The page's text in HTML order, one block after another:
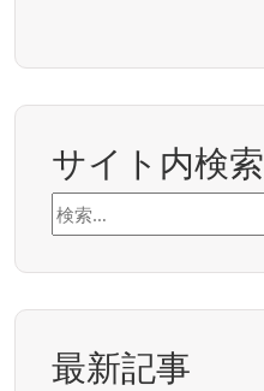
サイト内検索
検
索:
最新記事